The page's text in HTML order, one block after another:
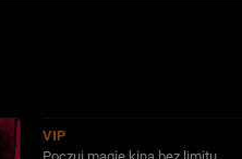
VIP